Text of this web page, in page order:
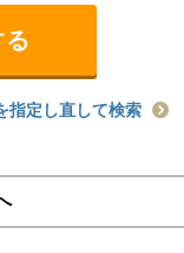
指定し直して検索